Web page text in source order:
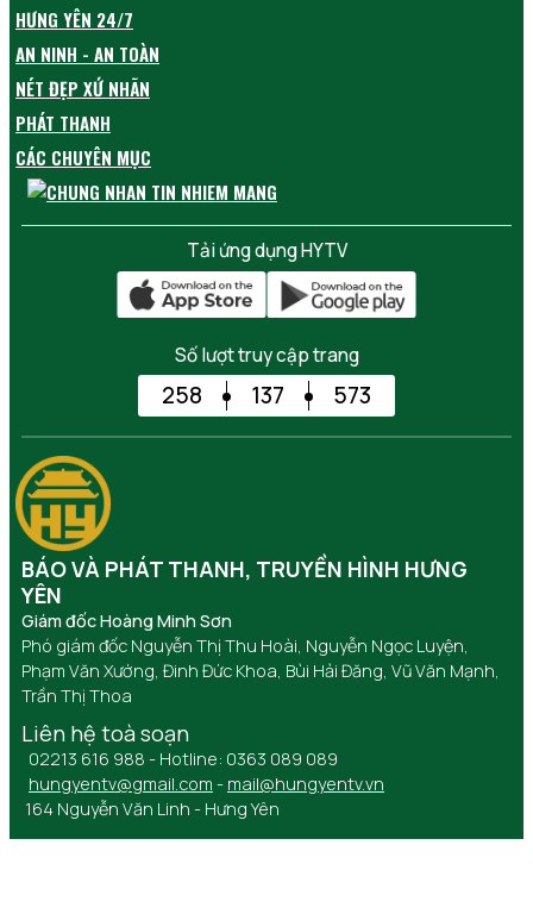
HƯNG YÊN 24/7
AN NINH - AN TOÀN
NÉT ĐẸP XỨ NHÃN
PHÁT THANH
CÁC CHUYÊN MỤC
Tải ứng dụng HYTV
Số lượt truy cập trang
258 137 573
BÁO VÀ PHÁT THANH, TRUYỀN HÌNH HƯNG
YÊN
Giám đốc Hoàng Minh Sơn
Phó giám đốc Nguyễn Thị Thu Hoài, Nguyễn Ngọc Luyện,
Phạm Văn Xướng, Đinh Đức Khoa, Bùi Hải Đăng, Vũ Văn Mạnh,
Trần Thị Thoa
Liên hệ toà soạn
02213 616 988 - Hotline: 0363 089 089
hungyentv@gmail.com - mail@hungyentv.vn
164 Nguyễn Văn Linh - Hưng Yên